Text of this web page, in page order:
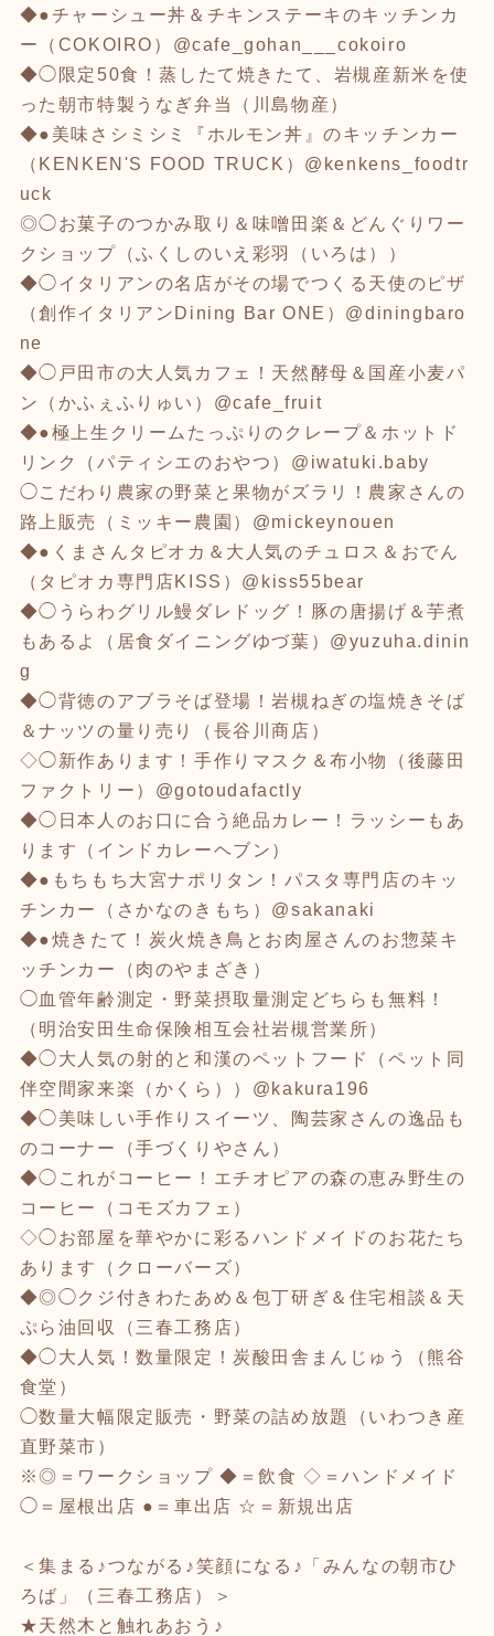
◆●チャーシュー丼＆チキンステーキのキッチンカ
ー（COKOIRO）@cafe_gohan___cokoiro
◆◯限定50食！蒸したて焼きたて、岩槻産新米を使
った朝市特製うなぎ弁当（川島物産）
◆●美味さシミシミ『ホルモン丼』のキッチンカー
（KENKEN'S FOOD TRUCK）@kenkens_foodtr
uck
◎◯お菓子のつかみ取り＆味噌田楽＆どんぐりワー
クショップ（ふくしのいえ彩羽（いろは））
◆◯イタリアンの名店がその場でつくる天使のピザ
（創作イタリアンDining Bar ONE）@diningbaro
ne
◆◯戸田市の大人気カフェ！天然酵母＆国産小麦パ
ン（かふぇふりゅい）@cafe_fruit
◆●極上生クリームたっぷりのクレープ＆ホットド
リンク（パティシエのおやつ）@iwatuki.baby
◯こだわり農家の野菜と果物がズラリ！農家さんの
路上販売（ミッキー農園）@mickeynouen
◆●くまさんタピオカ＆大人気のチュロス＆おでん
（タピオカ専門店KISS）@kiss55bear
◆◯うらわグリル鰻ダレドッグ！豚の唐揚げ＆芋煮
もあるよ（居食ダイニングゆづ葉）@yuzuha.dinin
g
◆◯背徳のアブラそば登場！岩槻ねぎの塩焼きそば
＆ナッツの量り売り（長谷川商店）
◇◯新作あります！手作りマスク＆布小物（後藤田
ファクトリー）@gotoudafactly
◆◯日本人のお口に合う絶品カレー！ラッシーもあ
ります（インドカレーヘブン）
◆●もちもち大宮ナポリタン！パスタ専門店のキッ
チンカー（さかなのきもち）@sakanaki
◆●焼きたて！炭火焼き鳥とお肉屋さんのお惣菜キ
ッチンカー（肉のやまざき）
◯血管年齢測定・野菜摂取量測定どちらも無料！
（明治安田生命保険相互会社岩槻営業所）
◆◯大人気の射的と和漢のペットフード（ペット同
伴空間家来楽（かくら））@kakura196
◆◯美味しい手作りスイーツ、陶芸家さんの逸品も
のコーナー（手づくりやさん）
◆◯これがコーヒー！エチオピアの森の恵み野生の
コーヒー（コモズカフェ）
◇◯お部屋を華やかに彩るハンドメイドのお花たち
あります（クローバーズ）
◆◎◯クジ付きわたあめ＆包丁研ぎ＆住宅相談＆天
ぷら油回収（三春工務店）
◆◯大人気！数量限定！炭酸田舎まんじゅう（熊谷
食堂）
◯数量大幅限定販売・野菜の詰め放題（いわつき産
直野菜市）
※◎＝ワークショップ ◆＝飲食 ◇＝ハンドメイド
◯＝屋根出店 ●＝車出店 ☆＝新規出店
＜集まる♪つながる♪笑顔になる♪「みんなの朝市ひ
ろば」（三春工務店）＞
★天然木と触れあおう♪